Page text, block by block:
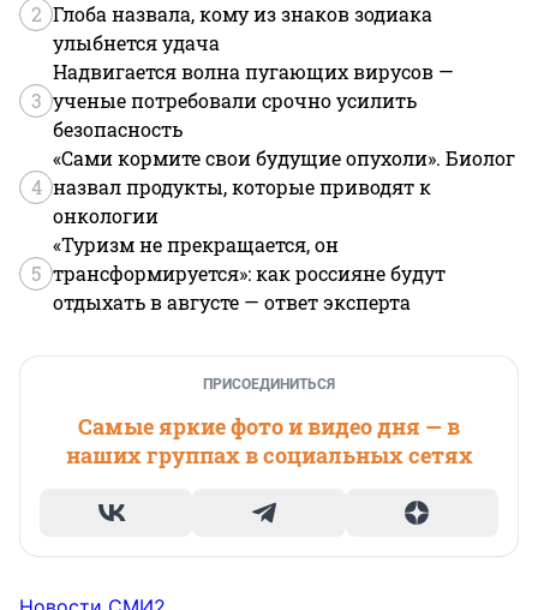
2 Глоба назвала, кому из знаков зодиака
улыбнется удача
3
Надвигается волна пугающих вирусов —
ученые потребовали срочно усилить
безопасность
4
«Сами кормите свои будущие опухоли». Биолог
назвал продукты, которые приводят к
онкологии
5
«Туризм не прекращается, он
трансформируется»: как россияне будут
отдыхать в августе — ответ эксперта
ПРИСОЕДИНИТЬСЯ
Самые яркие фото и видео дня — в
наших группах в социальных сетях